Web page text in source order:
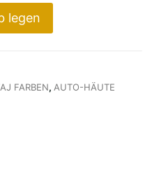
legen
FARBEN, AUTO-HÄUTE